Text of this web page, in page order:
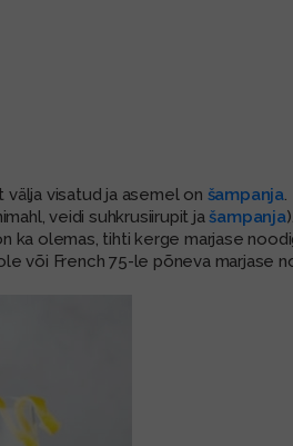
visatud ja asemel on šampanja
veidi suhkrusiirupit jašampanja
ka olemas, tihti kerge marjase
või French 75-le põneva marjase